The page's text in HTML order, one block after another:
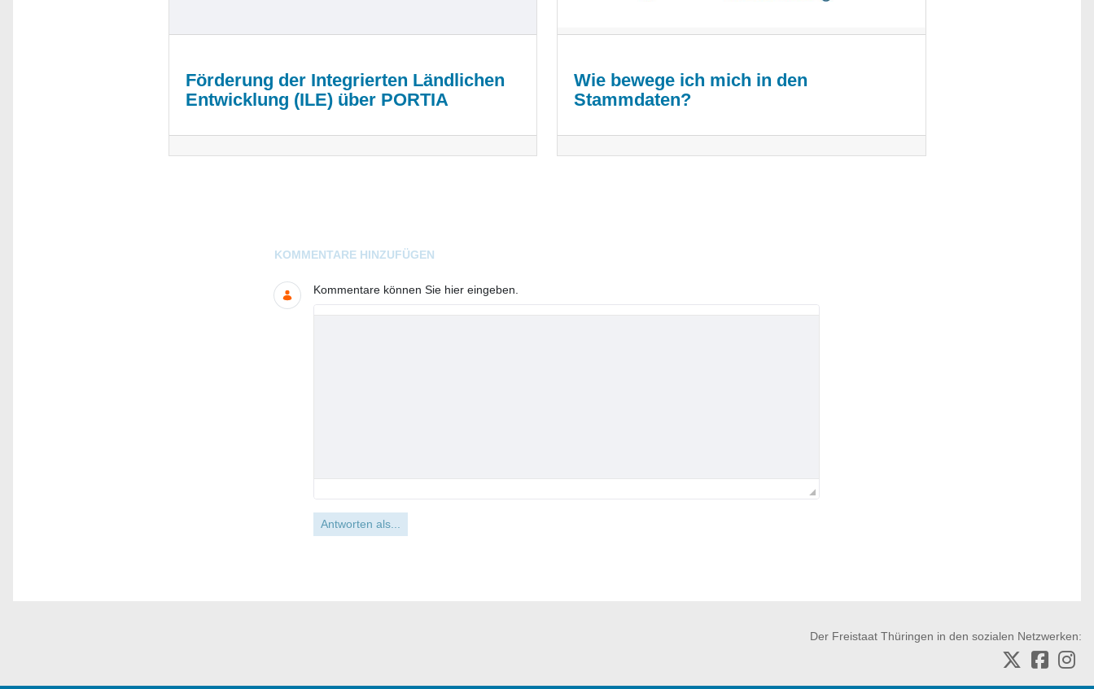
Förderung der Integrierten Ländlichen
Entwicklung (ILE) über PORTIA
Wie bewege ich mich in den
Stammdaten?
Blogs
KOMMENTARE HINZUFÜGEN
Kommentare können Sie hier eingeben.
Antworten als...
Der Freistaat Thüringen in den sozialen Netzwerken: